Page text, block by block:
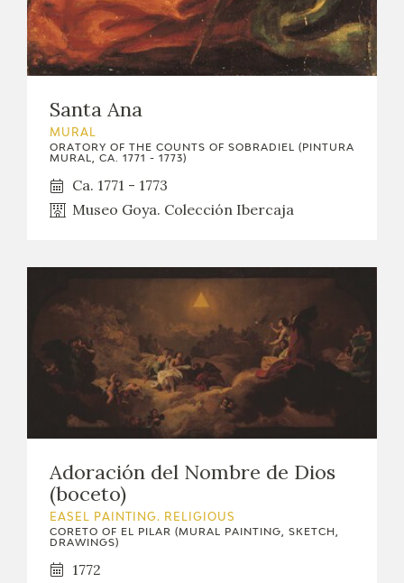
Santa Ana
MURAL
ORATORY OF THE COUNTS OF SOBRADIEL (PINTURA
MURAL, CA. 1771 - 1773)
Ca. 1771 - 1773
Museo Goya. Colección Ibercaja
Adoración del Nombre de Dios
(boceto)
EASEL PAINTING. RELIGIOUS
CORETO OF EL PILAR (MURAL PAINTING, SKETCH,
DRAWINGS)
1772